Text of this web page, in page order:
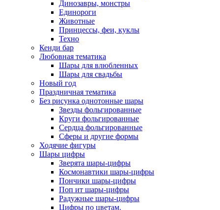
Динозавры, монстры
Единороги
Животные
Принцессы, феи, куклы
Техно
Кенди бар
Любовная тематика
Шары для влюбленных
Шары для свадьбы
Новый год
Праздничная тематика
Без рисунка однотонные шары
Звезды фольгированные
Круги фольгированные
Сердца фольгированные
Сферы и другие формы
Ходячие фигуры
Шары цифры
Зверята шары-цифры
Космонавтики шары-цифры
Пончики шары-цифры
Поп ит шары-цифры
Радужные шары-цифры
Цифры по цветам.